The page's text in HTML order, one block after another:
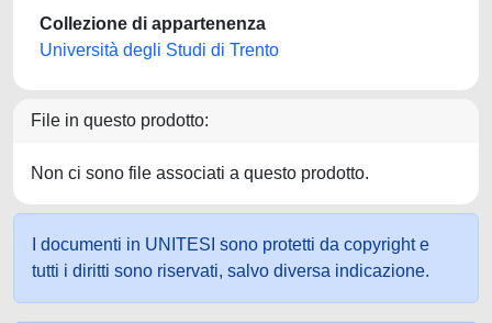
Collezione di appartenenza
Università degli Studi di Trento
File in questo prodotto:
Non ci sono file associati a questo prodotto.
I documenti in UNITESI sono protetti da copyright e
tutti i diritti sono riservati, salvo diversa indicazione.